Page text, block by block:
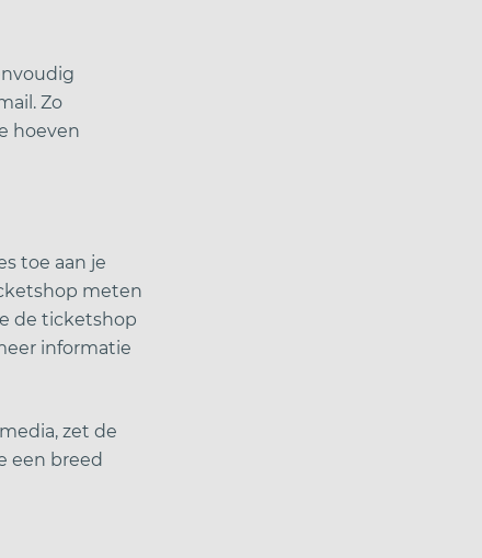
Zo
hoeven
toe aan je
meten
de ticketshop
informatie
zet de
een breed